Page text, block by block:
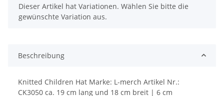
x
Dieser Artikel hat Variationen. Wählen Sie bitte die
gewünschte Variation aus.
Beschreibung
Knitted Children Hat Marke: L-merch Artikel Nr.:
CK3050 ca. 19 cm lang und 18 cm breit | 6 cm